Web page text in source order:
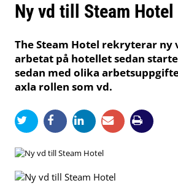
Ny vd till Steam Hotel
The Steam Hotel rekryterar ny
arbetat på hotellet sedan
sedan med olika
axla rollen som vd.